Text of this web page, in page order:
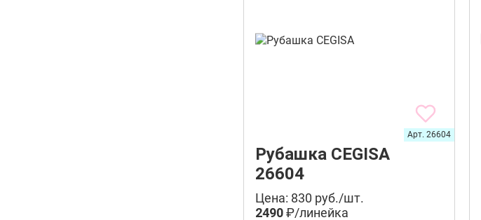
Рубашка CEGISA
26604
Арт. 26604
Цена: 830 руб./шт.
2490₽/линейка